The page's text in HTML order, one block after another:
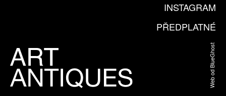
INSTAGRAM
PŘEDPLATNÉ
Web od BlueGhost